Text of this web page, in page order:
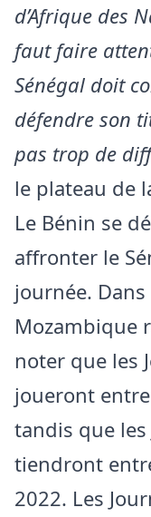
d’Afrique des
faut faire
Sénégal doit
défendre son
pas trop de
le plateau de
Le Bénin se
affronter le
journée.
Mozambique
noter que les
joueront
tandis que les
tiendront
2022. Les